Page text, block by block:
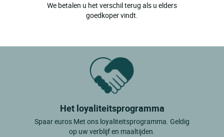
We betalen u het verschil terug als u elders
goedkoper vindt.
Het loyaliteitsprogramma
Spaar euros Met ons loyaliteitsprogramma. Geldig
op uw verblijf en maaltijden.